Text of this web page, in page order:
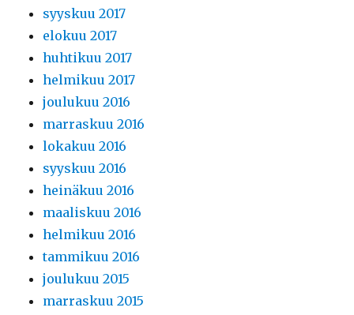
syyskuu 2017
elokuu 2017
huhtikuu 2017
helmikuu 2017
joulukuu 2016
marraskuu 2016
lokakuu 2016
syyskuu 2016
heinäkuu 2016
maaliskuu 2016
helmikuu 2016
tammikuu 2016
joulukuu 2015
marraskuu 2015